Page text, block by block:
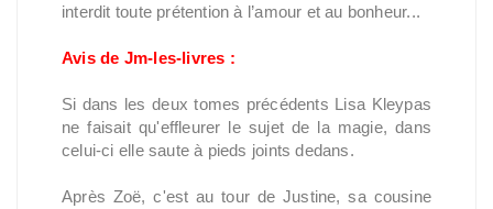
interdit toute prétention à l’amour et au bonheur...
Avis de Jm-les-livres :
Si dans les deux tomes précédents Lisa Kleypas
ne faisait qu'effleurer le sujet de la magie, dans
celui-ci elle saute à pieds joints dedans.
Après Zoë, c'est au tour de Justine, sa cousine